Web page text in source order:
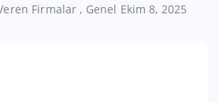
Firmalar , Genel Ekim 8, 2025